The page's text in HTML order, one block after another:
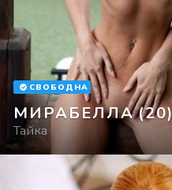
МИРАБЕЛЛА(20)
Тайка
СВОБОДНА